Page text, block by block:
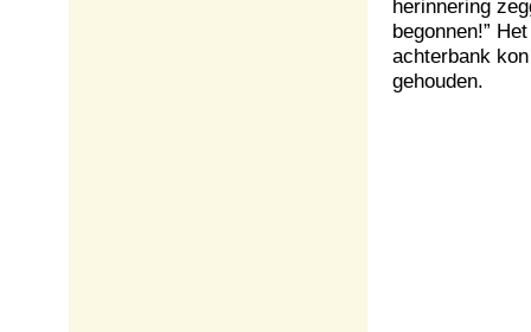
herinnering
begonnen!”
achterbank
gehouden.